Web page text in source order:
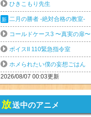
ひきこもり先生
二月の勝者 -絶対合格の教室-
コールドケース3 〜真実の扉〜
ボイスII 110緊急指令室
ホメられたい僕の妄想ごはん
2026/08/07 00:03更新
放送中のアニメ